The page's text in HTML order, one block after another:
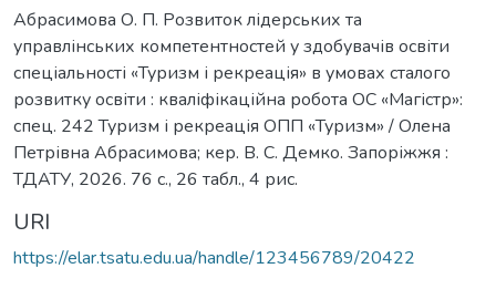
Абрасимова О. П. Розвиток лідерських та
управлінських компетентностей у здобувачів освіти
спеціальності «Туризм і рекреація» в умовах сталого
розвитку освіти : кваліфікаційна робота ОС «Магістр»:
спец. 242 Туризм і рекреація ОПП «Туризм» / Олена
Петрівна Абрасимова; кер. В. С. Демко. Запоріжжя :
ТДАТУ, 2026. 76 с., 26 табл., 4 рис.
URI
https://elar.tsatu.edu.ua/handle/123456789/20422